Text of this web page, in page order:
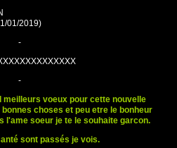
01/2019)
-
-
meilleurs voeux pour cette nouvelle
choses et peu etre le bonheur
l'ame soeur je te le souhaite garcon.
sont passés je vois.